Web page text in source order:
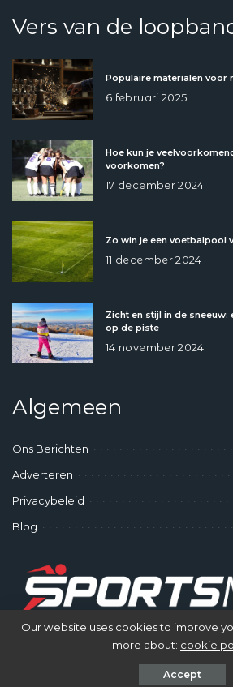
Vers van de
Populaire materialen voor
6 februari 2025
Hoe kun je
voorkomen?
17 december 2024
Zo win je een voetbalpool
11 december 2024
Zicht en stijl in de
op de piste
14 november 2024
Algemeen
Ons Berichten
Adverteren
Privacybeleid
Blog
© SportsMania - Gek op
Our website uses cookies to improve
more about: cookie
Accept